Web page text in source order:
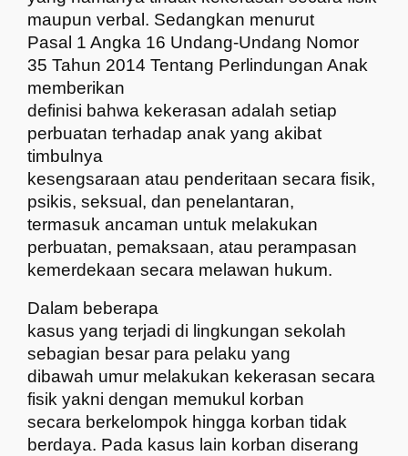
maupun verbal. Sedangkan menurut
Pasal 1 Angka 16 Undang-Undang Nomor
35 Tahun 2014 Tentang Perlindungan Anak
memberikan
definisi bahwa kekerasan adalahsetiap
perbuatan terhadap anak yang akibat
timbulnya
kesengsaraan atau penderitaan secara fisik,
psikis, seksual, dan penelantaran,
termasuk ancaman untuk melakukan
perbuatan, pemaksaan, atau perampasan
kemerdekaan secara melawan hukum.
Dalam beberapa
kasus yang terjadi di lingkungan sekolah
sebagian besar para pelaku yang
dibawah umur melakukan kekerasan secara
fisik yakni dengan memukul korban
secara berkelompok hingga korban tidak
berdaya. Pada kasus lain korban diserang